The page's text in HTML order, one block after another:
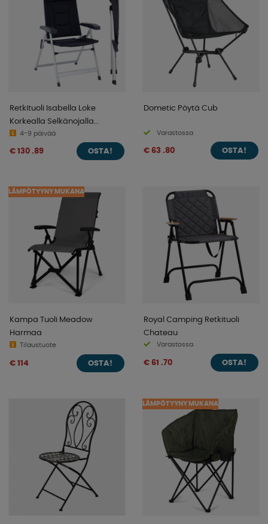
Retkituoli Isabella Loke
Korkealla Selkänojalla
Tummanharmaa
4-9 päivää
€ 130 .89 OSTA!
Dometic Pöytä Cub
Varastossa
€ 63 .80 OSTA!
LÄMPÖTYYNY MUKANA
Kampa Tuoli Meadow
Harmaa
Tilaustuote
€ 114 OSTA!
Royal Camping Retkituoli
Chateau
Varastossa
€ 61 .70 OSTA!
LÄMPÖTYYNY MUKANA